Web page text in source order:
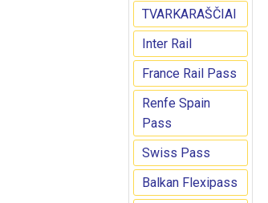
TVARKARAŠČIAI
Inter Rail
France Rail Pass
Renfe Spain
Pass
Swiss Pass
Balkan Flexipass